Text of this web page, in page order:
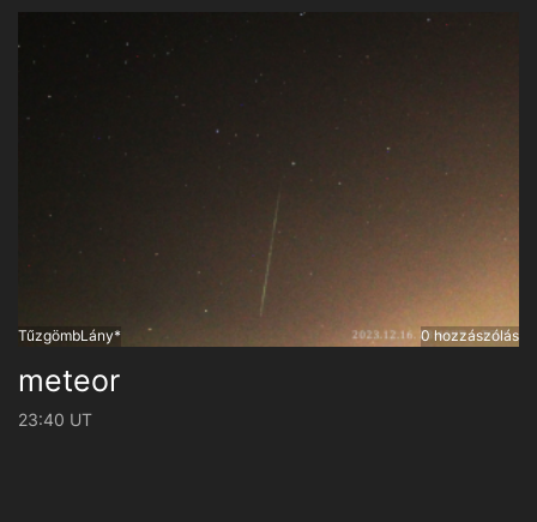
TűzgömbLány* 0 hozzászólás
meteor
23:40 UT